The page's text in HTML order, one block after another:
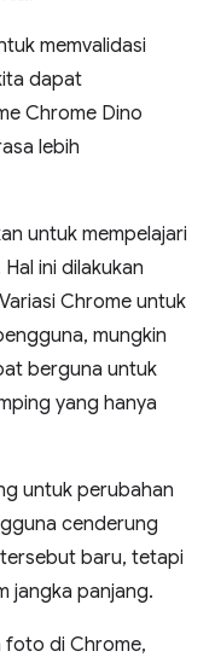
memvalidasi
dapat
Chrome Dino
lebih
untuk mempelajari
ini dilakukan
Chrome untuk
mungkin
berguna untuk
yang hanya
untuk perubahan
cenderung
baru, tetapi
jangka panjang.
foto di Chrome,